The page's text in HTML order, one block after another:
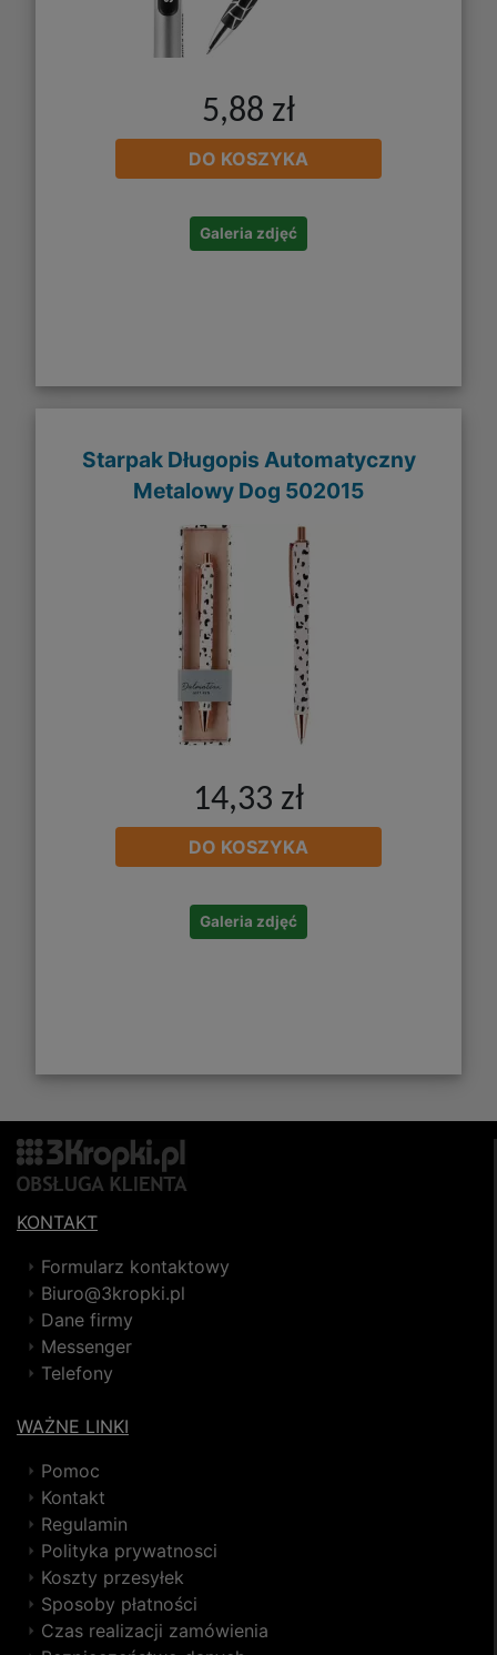
5,88 zł
DO KOSZYKA
Galeria zdjęć
Starpak Długopis Automatyczny
Metalowy Dog 502015
14,33 zł
DO KOSZYKA
Galeria zdjęć
KONTAKT
Formularz kontaktowy
Biuro@3kropki.pl
Dane firmy
Messenger
Telefony
WAŻNE LINKI
Pomoc
Kontakt
Regulamin
Polityka prywatnosci
Koszty przesyłek
Sposoby płatności
Czas realizacji zamówienia